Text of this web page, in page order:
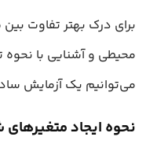
برای درک بهتر تفاوت
محیطی و آشنایی با نحوه
می‌توانیم یک آزمایش
نحوه ایجاد